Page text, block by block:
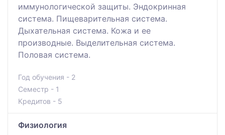
иммунологической защиты. Эндокринная
система. Пищеварительная система.
Дыхательная система. Кожа и ее
производные. Выделительная система.
Половая система.
Год обучения - 2
Семестр - 1
Кредитов - 5
Физиология